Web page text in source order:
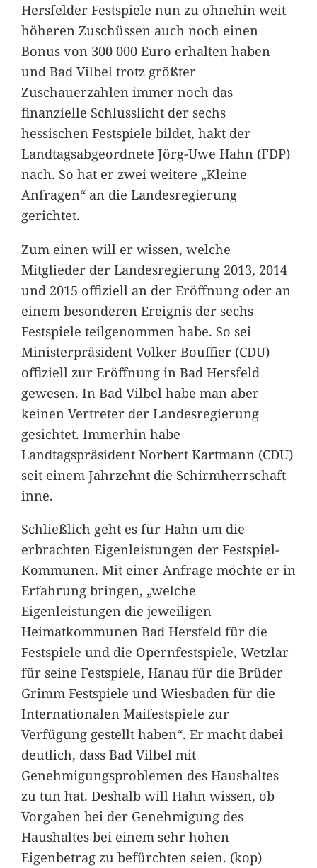
Hersfelder Festspiele nun zu ohnehin weit
höheren Zuschüssen auch noch einen
Bonus von 300 000 Euro erhalten haben
und Bad Vilbel trotz größter
Zuschauerzahlen immer noch das
finanzielle Schlusslicht der sechs
hessischen Festspiele bildet, hakt der
Landtagsabgeordnete Jörg-Uwe Hahn (FDP)
nach. So hat er zwei weitere „Kleine
Anfragen“ an die Landesregierung
gerichtet.
Zum einen will er wissen, welche
Mitglieder der Landesregierung 2013, 2014
und 2015 offiziell an der Eröffnung oder an
einem besonderen Ereignis der sechs
Festspiele teilgenommen habe. So sei
Ministerpräsident Volker Bouffier (CDU)
offiziell zur Eröffnung in Bad Hersfeld
gewesen. In Bad Vilbel habe man aber
keinen Vertreter der Landesregierung
gesichtet. Immerhin habe
Landtagspräsident Norbert Kartmann (CDU)
seit einem Jahrzehnt die Schirmherrschaft
inne.
Schließlich geht es für Hahn um die
erbrachten Eigenleistungen der Festspiel-
Kommunen. Mit einer Anfrage möchte er in
Erfahrung bringen, „welche
Eigenleistungen die jeweiligen
Heimatkommunen Bad Hersfeld für die
Festspiele und die Opernfestspiele, Wetzlar
für seine Festspiele, Hanau für die Brüder
Grimm Festspiele und Wiesbaden für die
Internationalen Maifestspiele zur
Verfügung gestellt haben“. Er macht dabei
deutlich, dass Bad Vilbel mit
Genehmigungsproblemen des Haushaltes
zu tun hat. Deshalb will Hahn wissen, ob
Vorgaben bei der Genehmigung des
Haushaltes bei einem sehr hohen
Eigenbetrag zu befürchten seien. (kop)